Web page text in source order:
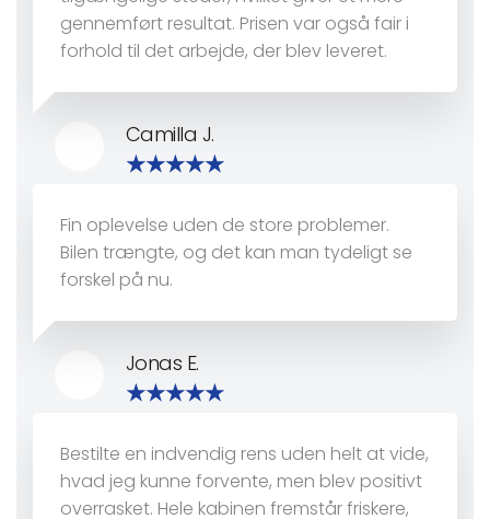
gennemført resultat. Prisen var også fair i
forhold til det arbejde, der blev leveret.
Camilla J.
Fin oplevelse uden de store problemer.
Bilen trængte, og det kan man tydeligt se
forskel på nu.
Jonas E.
Bestilte en indvendig rens uden helt at vide,
hvad jeg kunne forvente, men blev positivt
overrasket. Hele kabinen fremstår friskere,